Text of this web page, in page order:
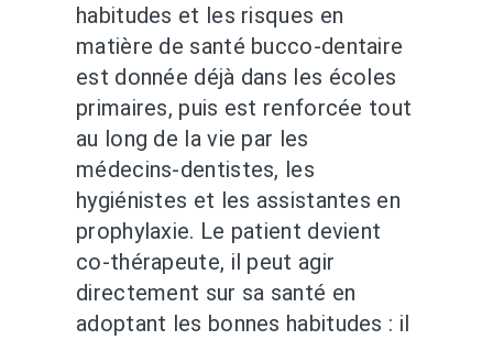
habitudes et les risques en
matière de santé bucco-dentaire
est donnée déjà dans les écoles
primaires, puis est renforcée tout
au long de la vie par les
médecins-dentistes, les
hygiénistes et les assistantes en
prophylaxie. Le patient devient
co-thérapeute, il peut agir
directement sur sa santé en
adoptant les bonnes habitudes : il